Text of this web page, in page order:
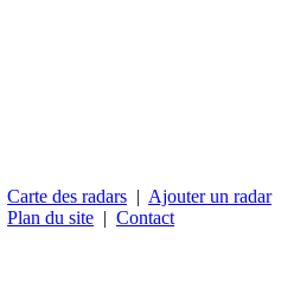
Carte des radars | Ajouter un radar
Plan du site | Contact